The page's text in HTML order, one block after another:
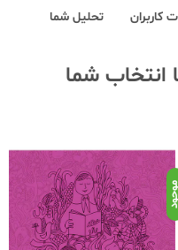
کاربران تحلیل شما
انتخاب شما